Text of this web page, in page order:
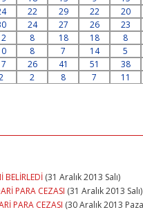
22 29 22 20
24 27 26 23
8 18 18 8
8 7 14 5
26 41 51 38
2 8 7 11
BELİRLEDİ (31 Aralık 2013 Salı)
PARA CEZASI (31 Aralık 2013 Salı)
PARA CEZASI (30 Aralık 2013